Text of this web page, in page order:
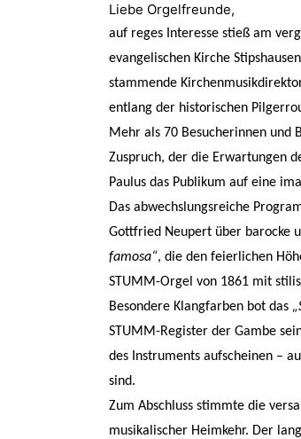
Liebe Orgelfreunde,
auf reges Interesse stieß am
evangelischen Kirche
stammende
entlang der historischen
Mehr als 70 Besucherinnen und
Zuspruch, der die Erwartungen
Paulus das Publikum auf eine
Das abwechslungsreiche
Gottfried Neupert über barocke
famosa“, die den feierlichen
STUMM-Orgel von 1861 mit
Besondere Klangfarben bot das
STUMM-Register der Gambe
des Instruments aufscheinen –
sind.
Zum Abschluss stimmte die
musikalischer Heimkehr. Der